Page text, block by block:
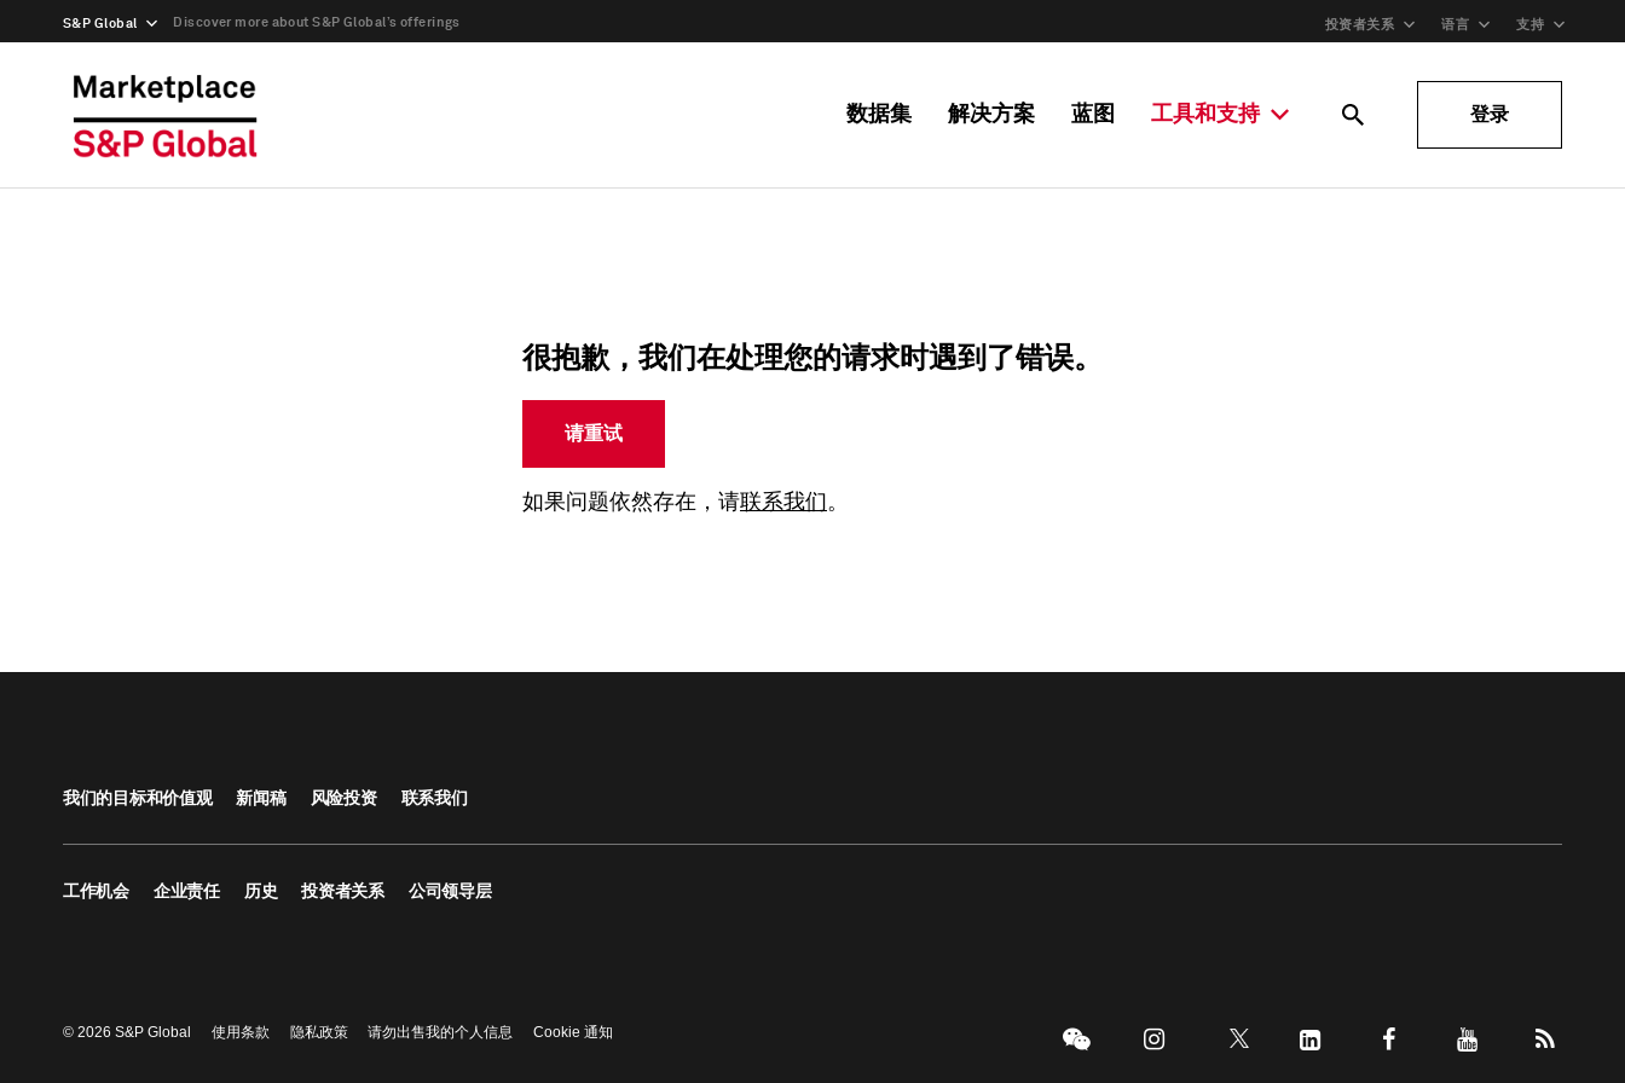
S&P Global Discover more about S&P Global’s offerings 投资者关系 语言 支持
数据集 解决方案 蓝图 工具和支持 登录
很抱歉，我们在处理您的请求时遇到了错误。
请重试
如果问题依然存在，请联系我们 。
我们的目标和价值观 新闻稿 风险投资 联系我们
工作机会 企业责任 历史 投资者关系 公司领导层
© 2026 S&P Global 使用条款 隐私政策 请勿出售我的个人信息 Cookie 通知